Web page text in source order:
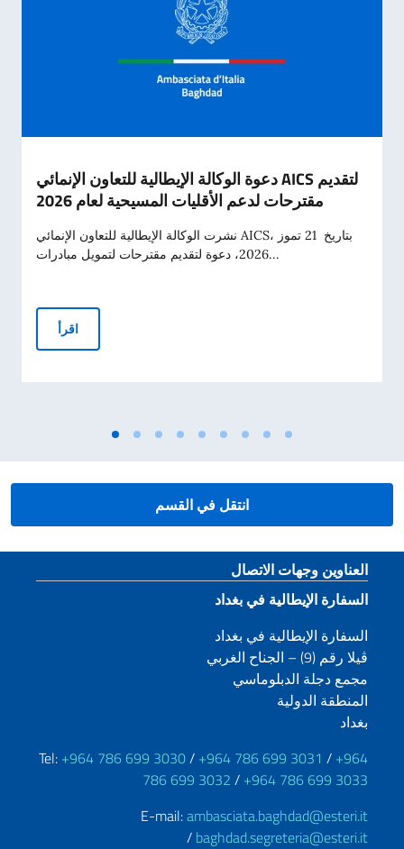
دعوة الوكالة الإيطالية للتعاون الإنمائي AICS لتقديم
مقترحات لدعم الأقليات المسيحية لعام 2026
نشرت الوكالة الإيطالية للتعاون الإنمائي AICS، بتاريخ 21 تموز
2026، دعوة لتقديم مقترحات لتمويل مبادرات...
اقرأ
انتقل في القسم
قسم التذييل
العناوين وجهات الاتصال
السفارة الإيطالية في بغداد
السفارة الإيطالية في بغداد
ڤيلا رقم (9) – الجناح الغربي
مجمع دجلة الدبلوماسي
المنطقة الدولية
بغداد
Tel: +964 786 699 3030/ +964 786 699 3031 / +964
786 699 3032 / +964 786 699 3033
E-mail:ambasciata.baghdad@esteri.it
/ baghdad.segreteria@esteri.it